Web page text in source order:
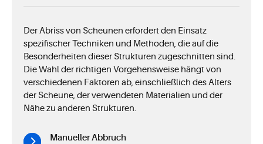
Der Abriss von Scheunen erfordert den Einsatz
spezifischer Techniken und Methoden, die auf die
Besonderheiten dieser Strukturen zugeschnitten sind.
Die Wahl der richtigen Vorgehensweise hängt von
verschiedenen Faktoren ab, einschließlich des Alters
der Scheune, der verwendeten Materialien und der
Nähe zu anderen Strukturen.
Manueller Abbruch